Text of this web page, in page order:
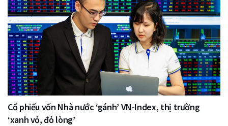
Cổ phiếu vốn Nhà nước ‘gánh’ VN-Index, thị trường
‘xanh vỏ, đỏ lòng’